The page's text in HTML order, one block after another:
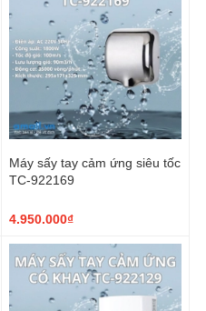
Máy sấy tay cảm ứng siêu tốc
TC-922169
4.950.000₫